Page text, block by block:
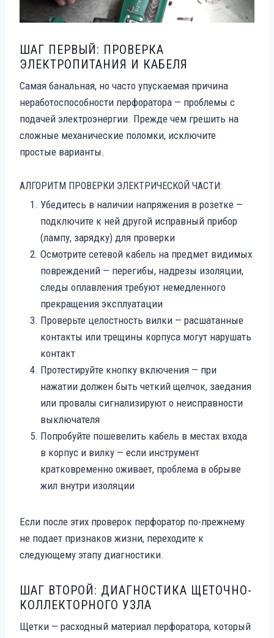
ШАГ ПЕРВЫЙ: ПРОВЕРКА
ЭЛЕКТРОПИТАНИЯ И КАБЕЛЯ
Самая банальная, но часто упускаемая причина
неработоспособности перфоратора — проблемы с
подачей электроэнергии. Прежде чем грешить на
сложные механические поломки, исключите
простые варианты.
АЛГОРИТМ ПРОВЕРКИ ЭЛЕКТРИЧЕСКОЙ ЧАСТИ:
Убедитесь в наличии напряжения в розетке —
подключите к ней другой исправный прибор
(лампу, зарядку) для проверки
Осмотрите сетевой кабель на предмет видимых
повреждений — перегибы, надрезы изоляции,
следы оплавления требуют немедленного
прекращения эксплуатации
Проверьте целостность вилки — расшатанные
контакты или трещины корпуса могут нарушать
контакт
Протестируйте кнопку включения — при
нажатии должен быть четкий щелчок, заедания
или провалы сигнализируют о неисправности
выключателя
Попробуйте пошевелить кабель в местах входа
в корпус и вилку — если инструмент
кратковременно оживает, проблема в обрыве
жил внутри изоляции
Если после этих проверок перфоратор по-прежнему
не подает признаков жизни, переходите к
следующему этапу диагностики.
ШАГ ВТОРОЙ: ДИАГНОСТИКА ЩЕТОЧНО-
КОЛЛЕКТОРНОГО УЗЛА
Щетки — расходный материал перфоратора, который